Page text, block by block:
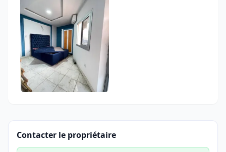
Contacter le propriétaire